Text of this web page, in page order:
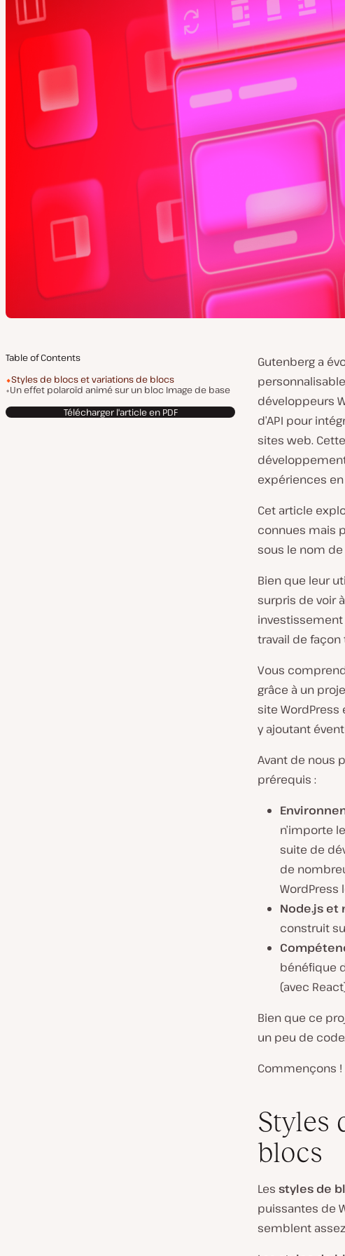
Table of Contents
Styles de blocs et variations de blocs
Un effet polaroïd animé sur un bloc Image de base
Télécharger l'article en PDF
Gutenberg a
développeurs
d’API pour
sites web.
expériences
Cet article
connues mais
sous le nom
Bien que leur
surpris de voir
travail de façon
Vous
grâce à un
site
y ajoutant
Avant de nous
prérequis :
n’importe
suite de
de
WordPress
Node.js et
construit
bénéfique
(avec
Bien que ce
un peu de
Commençons !
Styles
blocs
Les styles de
puissantes de
semblent